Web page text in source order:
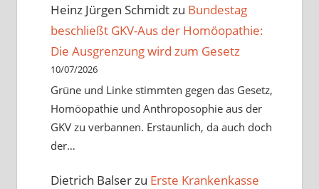
Heinz Jürgen Schmidtzu Bundestag
beschließt GKV-Aus der Homöopathie:
Die Ausgrenzung wird zum Gesetz
10/07/2026
Grüne und Linke stimmten gegen das Gesetz,
Homöopathie und Anthroposophie aus der
GKV zu verbannen. Erstaunlich, da auch doch
der…
Dietrich Balserzu Erste Krankenkasse